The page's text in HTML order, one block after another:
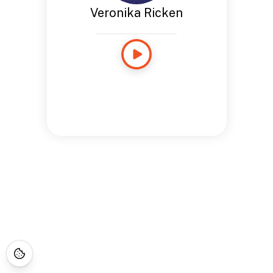
Veronika Ricken